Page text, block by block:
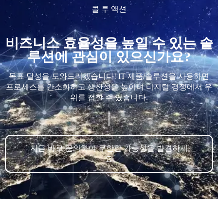
콜 투 액션
비즈니스 효율성을 높일 수 있는 솔
루션에 관심이 있으신가요?
목표 달성을 도와드리겠습니다! IT 제품/솔루션을 사용하면
프로세스를 간소화하고 생산성을 높이며 디지털 경쟁에서 우
위를 점할 수 있습니다.
지금 바로 문의하여 무한한 가능성을 발견하세
요